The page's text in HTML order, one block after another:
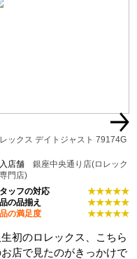
ックス デイトジャスト 79174G
入店舗銀座中央通り店(ロレック
門店)
ッフの対応
★★★★★
の品揃え
★★★★★
の満足度
★★★★★
生初のロレックス、こちら
店で見たのがきっかけで